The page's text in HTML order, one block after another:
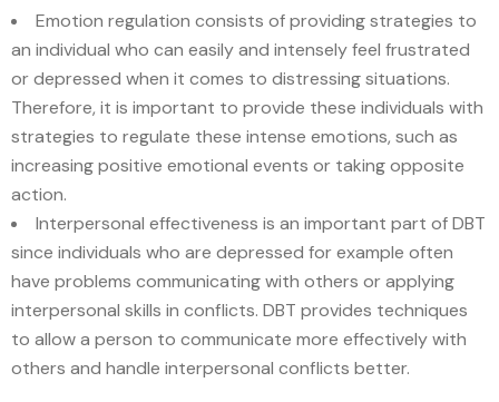
Emotion regulation consists of providing strategies to
an individual who can easily and intensely feel frustrated
or depressed when it comes to distressing situations.
Therefore, it is important to provide these individuals with
strategies to regulate these intense emotions, such as
increasing positive emotional events or taking opposite
action.
Interpersonal effectiveness is an important part of DBT
since individuals who are depressed for example often
have problems communicating with others or applying
interpersonal skills in conflicts. DBT provides techniques
to allow a person to communicate more effectively with
others and handle interpersonal conflicts better.